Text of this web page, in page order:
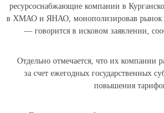
ресурсоснабжающие компании в
в ХМАО и ЯНАО, монополизировав рынок
— говорится в исковом заявлении,
Отдельно отмечается, что их компании
за счет ежегодных государственных
повышения